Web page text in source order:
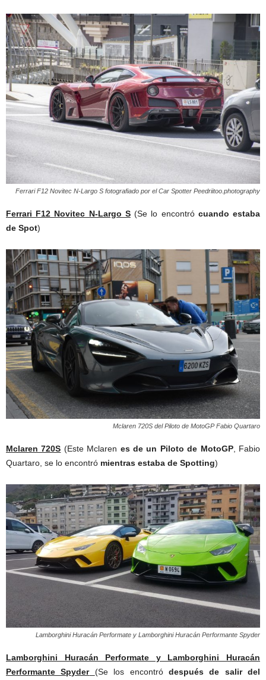
Ferrari F12 Novitec N-Largo S fotografiado por el Car Spotter Peedriitoo.photography
Ferrari F12 Novitec N-Largo S(Se lo encontró cuando estaba
de Spot)
Mclaren 720S del Piloto de MotoGP Fabio Quartaro
Mclaren 720S (Este Mclaren es de un Piloto de MotoGP, Fabio
Quartaro, se lo encontró mientras estaba de Spotting)
Lamborghini Huracán Performate y Lamborghini Huracán Performante Spyder
Lamborghini Huracán Performate y Lamborghini Huracán
Performante Spyder
(Se los encontró después de salir del